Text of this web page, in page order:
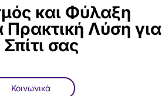
και Φύλαξη
Λύση για
Σπίτι σας
Κοινωνικά